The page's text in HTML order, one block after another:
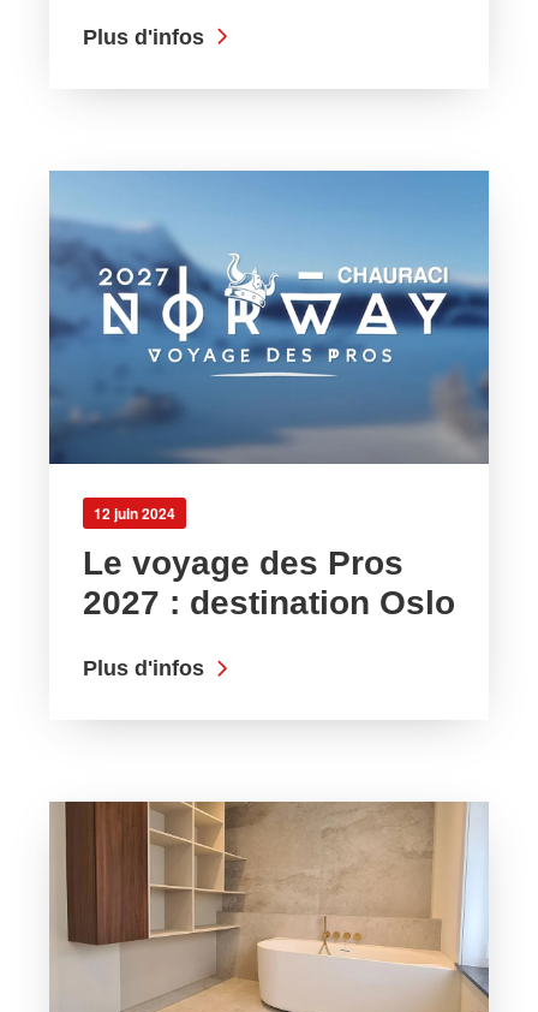
Plus d'infos
12 juin 2024
Le voyage des Pros
2027 : destination Oslo
Plus d'infos